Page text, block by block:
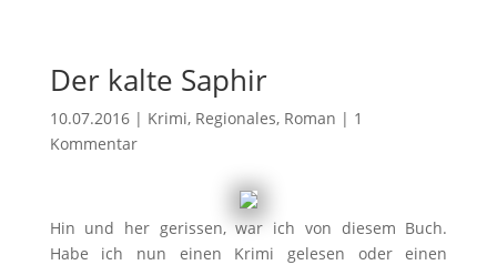
Der kalte Saphir
10.07.2016| Krimi, Regionales, Roman | 1
Kommentar
Hin und her gerissen, war ich von diesem Buch.
Habe ich nun einen Krimi gelesen oder einen